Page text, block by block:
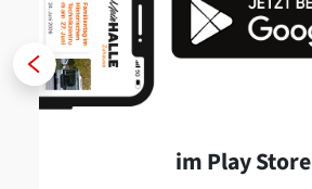
im Play Store
Zurück